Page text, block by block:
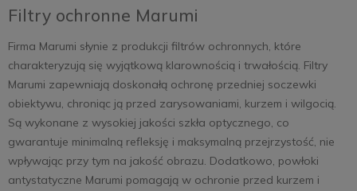
Filtry ochronne Marumi
Firma Marumi słynie z produkcji filtrów ochronnych, które
charakteryzują się wyjątkową klarownością i trwałością. Filtry
Marumi zapewniają doskonałą ochronę przedniej soczewki
obiektywu, chroniąc ją przed zarysowaniami, kurzem i wilgocią.
Są wykonane z wysokiej jakości szkła optycznego, co
gwarantuje minimalną refleksję i maksymalną przejrzystość, nie
wpływając przy tym na jakość obrazu. Dodatkowo, powłoki
antystatyczne Marumi pomagają w ochronie przed kurzem i